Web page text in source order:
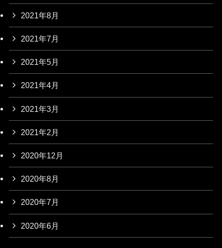
2021年8月
2021年7月
2021年5月
2021年4月
2021年3月
2021年2月
2020年12月
2020年8月
2020年7月
2020年6月